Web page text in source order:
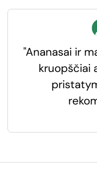
"Ananasai ir
kruopščiai